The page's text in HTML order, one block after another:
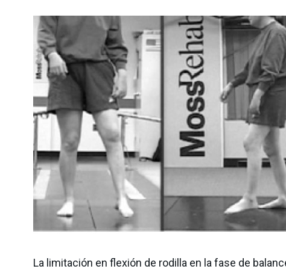
Detrás de mDurance
Webinars
Casos de estudio
Investigaciones
Descargas
La limitación en flexión de rodilla en la fase de